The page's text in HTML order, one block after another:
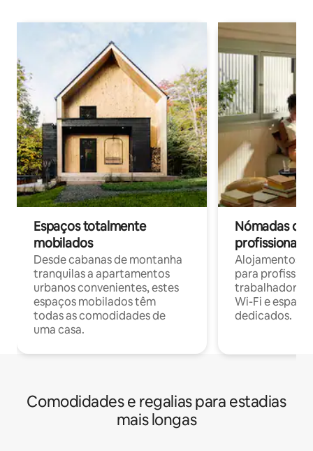
Espaços totalmente
mobilados
Desde cabanas de montanha
tranquilas a apartamentos
urbanos convenientes, estes
espaços mobilados têm
todas as comodidades de
uma casa.
Nómadas
profissionais
Alojamentos
para
trabalhadores
Wi-Fi e
dedicados.
Comodidades e regalias para estadias
mais longas